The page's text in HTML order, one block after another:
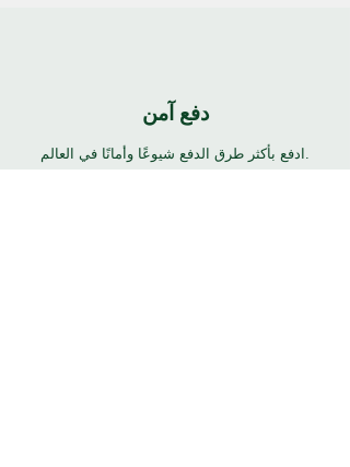
دفع آمن
ادفع بأكثر طرق الدفع شيوعًا وأمانًا في العالم.